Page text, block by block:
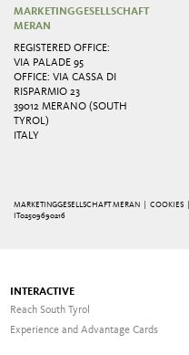
MARKETINGGESELLSCHAFT
MERAN
REGISTERED OFFICE:
VIA PALADE 95
OFFICE: VIA CASSA DI
RISPARMIO 23
39012 MERANO (SOUTH
TYROL)
ITALY
MARKETINGGESELLSCHAFT MERAN | COOKIES
IT02509690216
INTERACTIVE
Reach South Tyrol
Experience and Advantage Cards